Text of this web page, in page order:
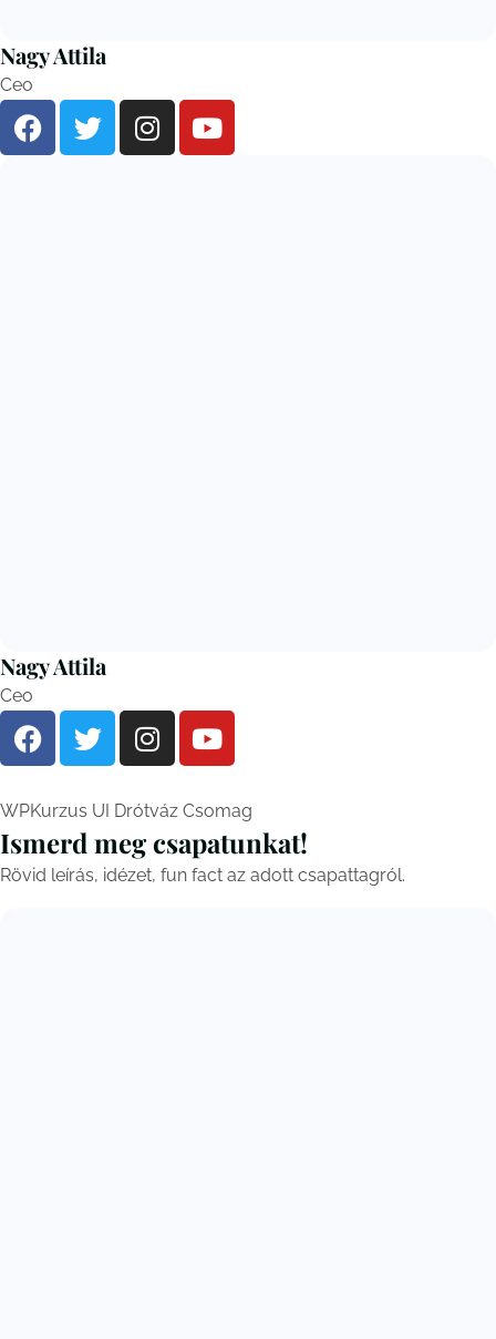
Nagy Attila
Ceo
Nagy Attila
Ceo
WPKurzus UI Drótváz Csomag
Ismerd meg csapatunkat!
Rövid leírás, idézet, fun fact az adott csapattagról.